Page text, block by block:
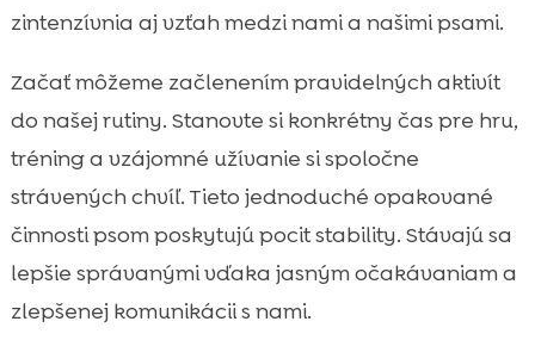
zintenzívnia aj vzťah medzi nami a našimi psami.
Začať môžeme začlenením pravidelných aktivít
do našej rutiny. Stanovte si konkrétny čas pre hru,
tréning a vzájomné užívanie si spoločne
strávených chvíľ. Tieto jednoduché opakované
činnosti psom poskytujú pocit stability. Stávajú sa
lepšie správanými vďaka jasným očakávaniam a
zlepšenej komunikácii s nami.